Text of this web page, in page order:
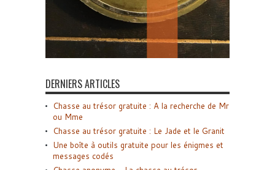
DERNIERS ARTICLES
Chasse au trésor gratuite : A la recherche de Mr
ou Mme
Chasse au trésor gratuite : Le Jade et le Granit
Une boîte à outils gratuite pour les énigmes et
messages codés